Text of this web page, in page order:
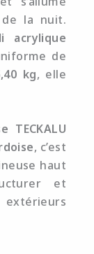
la nuit.
acrylique
de
kg, elle
TECKALU
, c’est
haut
et